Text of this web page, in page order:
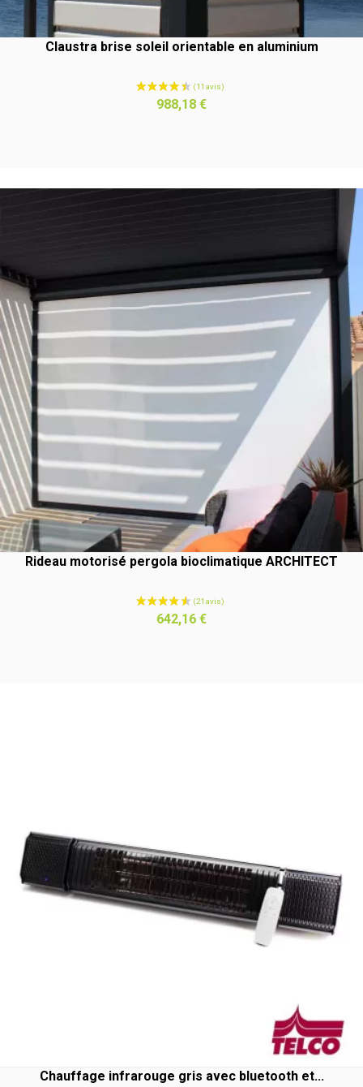
Claustra brise soleil orientable en aluminium
Prix
988,18 €
Rideau motorisé pergola bioclimatique ARCHITECT
Prix
642,16 €
Chauffage infrarouge gris avec bluetooth et...